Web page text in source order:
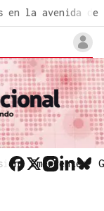
en la avenida de
Emergentes